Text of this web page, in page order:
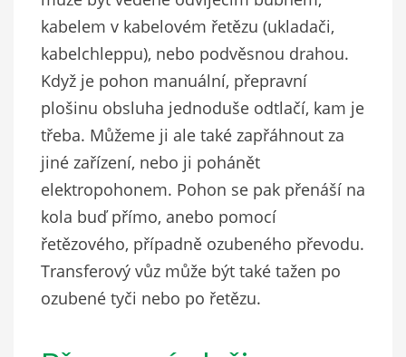
kabelem v kabelovém řetězu (ukladači,
kabelchleppu), nebo podvěsnou drahou.
Když je pohon manuální, přepravní
plošinu obsluha jednoduše odtlačí, kam je
třeba. Můžeme ji ale také zapřáhnout za
jiné zařízení, nebo ji pohánět
elektropohonem. Pohon se pak přenáší na
kola buď přímo, anebo pomocí
řetězového, případně ozubeného převodu.
Transferový vůz může být také tažen po
ozubené tyči nebo po řetězu.